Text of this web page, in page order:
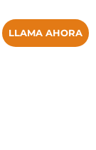
LLAMA AHORA